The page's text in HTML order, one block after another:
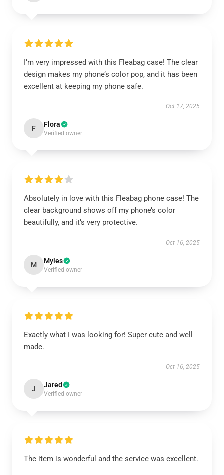
I’m very impressed with this Fleabag case! The clear
design makes my phone’s color pop, and it has been
excellent at keeping my phone safe.
Oct 17, 2025
F Flora
Verified owner
Absolutely in love with this Fleabag phone case! The
clear background shows off my phone’s color
beautifully, and it’s very protective.
Oct 16, 2025
M Myles
Verified owner
Exactly what I was looking for! Super cute and well
made.
Oct 16, 2025
J Jared
Verified owner
The item is wonderful and the service was excellent.